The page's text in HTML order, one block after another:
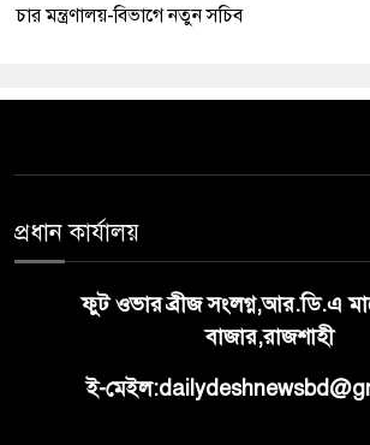
চার মন্ত্রণালয়-বিভাগে নতুন সচিব
প্রধান কার্যালয়
ফুট ওভার ব্রীজ সংলগ্ন,আর.ডি.এ
বাজার,রাজশাহী
ই-